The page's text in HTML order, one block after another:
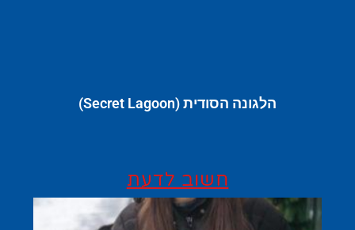
הלגונה הסודית (Secret Lagoon)
חשוב לדעת